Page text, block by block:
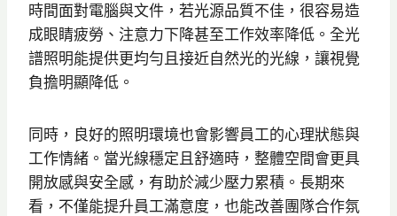
時間面對電腦與文件，若光源品質不佳，很容易造
成眼睛疲勞、注意力下降甚至工作效率降低。全光
譜照明能提供更均勻且接近自然光的光線，讓視覺
負擔明顯降低。
同時，良好的照明環境也會影響員工的心理狀態與
工作情緒。當光線穩定且舒適時，整體空間會更具
開放感與安全感，有助於減少壓力累積。長期來
看，不僅能提升員工滿意度，也能改善團隊合作氛